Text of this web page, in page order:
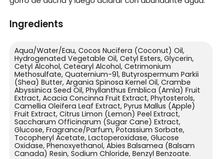
Ingredients
Aqua/Water/Eau, Cocos Nucifera (Coconut) Oil,
Hydrogenated Vegetable Oil, Cetyl Esters, Glycerin,
Cetyl Alcohol, Cetearyl Alcohol, Cetrimonium
Methosulfate, Quaternium-91, Butyrospermum Parkii
(Shea) Butter, Argania Spinosa Kernel Oil, Crambe
Abyssinica Seed Oil, Phyllanthus Emblica (Amla) Fruit
Extract, Acacia Concinna Fruit Extract, Phytosterols,
Camellia Oleifera Leaf Extract, Pyrus Mallus (Apple)
Fruit Extract, Citrus Limon (Lemon) Peel Extract,
Saccharum Officinarum (Sugar Cane) Extract,
Glucose, Fragrance/Parfum, Potassium Sorbate,
Tocopheryl Acetate, Lactoperoxidase, Glucose
Oxidase, Phenoxyethanol, Abies Balsamea (Balsam
Canada) Resin, Sodium Chloride, Benzyl Benzoate.